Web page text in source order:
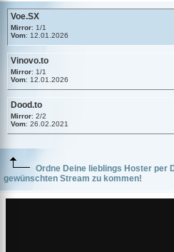
Voe.SX
Mirror: 1/1
Vom: 12.01.2026
Vinovo.to
Mirror: 1/1
Vom: 12.01.2026
Dood.to
Mirror: 2/2
Vom: 26.02.2021
Ordne Deine lieblings Hoster per
gewünschten Stream zu kommen!